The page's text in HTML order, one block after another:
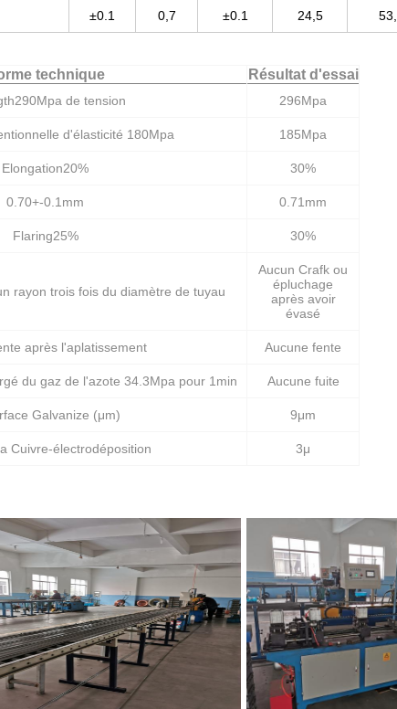
±0.1 0,7 ±0.1 24,5
technique Résultat d'essai
de tension 296Mpa
d'élasticité 180Mpa 185Mpa
Elongation20% 30%
0.70+-0.1mm 0.71mm
Flaring25% 30%
rayon trois fois du diamètre de tuyau
Aucun Crafk ou
épluchage
après avoir
évasé
après l'aplatissement Aucune fente
du gaz de l'azote 34.3Mpa pour 1min Aucune fuite
Galvanize (μm) 9μm
Cuivre-électrodéposition 3μ